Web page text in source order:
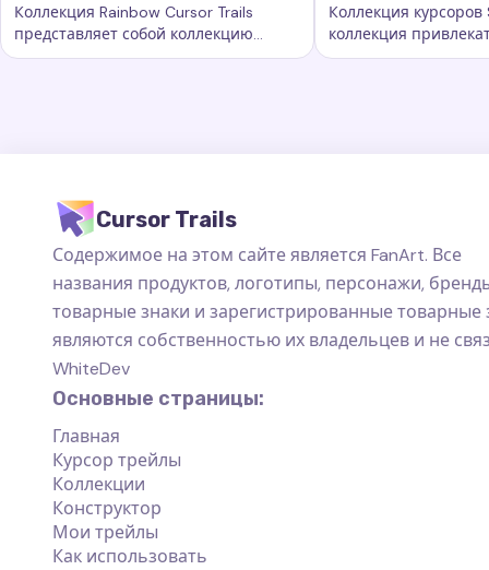
Коллекция Rainbow Cursor Trails
представляет собой коллекцию
захватывающих следов курсора
Ключевые слова:Радужная и флаги, кастомные следы
Коллекция
коллекция
курсорных
Ключевые слова:
Cursor Trails
Содержимое на этом сайте является FanArt. Все
названия продуктов, логотипы, персонажи,
товарные знаки и зарегистрированные товарные
являются собственностью их владельцев и не
WhiteDev
Основные страницы:
Главная
Курсор трейлы
Коллекции
Конструктор
Мои трейлы
Как использовать